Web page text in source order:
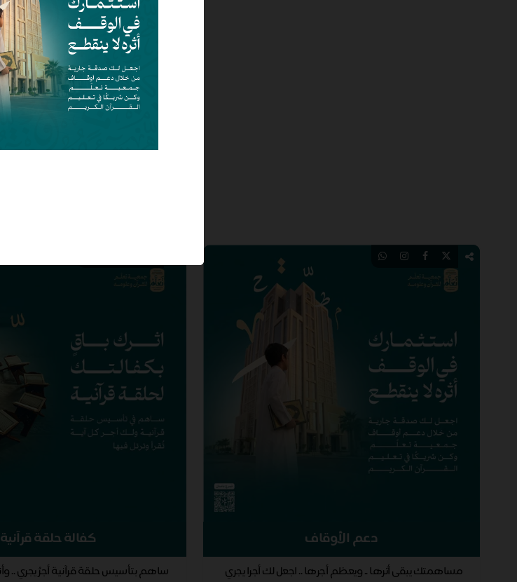
دعم الأوقاف
مساهمتك يبقى أثرها .. ويعظم أجرها .. اجعل لك أجرا يجري
كفالة حلقة قرآنية
ساهم بتأسيس حلقة قرآنية أجرُ يجري .. وأنت لا تدري